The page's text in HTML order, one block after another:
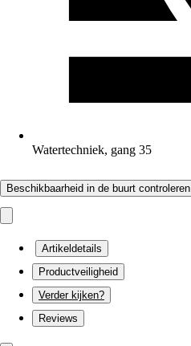
Watertechniek, gang 35
Beschikbaarheid in de buurt controleren
Artikeldetails
Productveiligheid
Verder kijken?
Reviews